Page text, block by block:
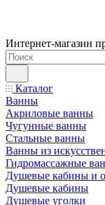
Интернет-магазин
Каталог
Ванны
Акриловые ванны
Чугунные ванны
Стальные ванны
Ванны из
Гидромассажные
Душевые кабины и
Душевые кабины
Душевые уголки